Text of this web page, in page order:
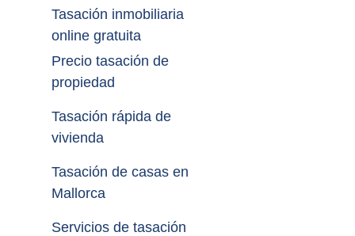
Tasación inmobiliaria
online gratuita
Precio tasación de
propiedad
Tasación rápida de
vivienda
Tasación de casas en
Mallorca
Servicios de tasación